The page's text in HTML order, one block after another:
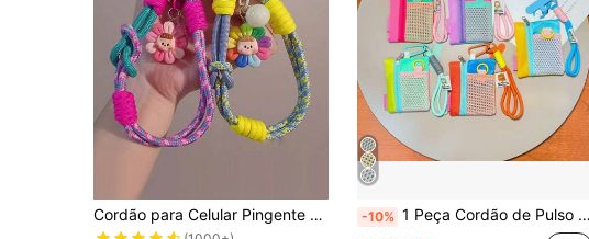
Cordão para Celular Pingente de Girassol, Alça de Pulso Trançada Ajustável, Anel de Dedo e Cabo de Celular de Uso Duplo, Alça de Mão Anti-Perda para Viagens e Escalada ao Ar Livre, Novo -10% 1 Peça Cordão de Pulso Curto com Etiqueta Trançada Feito à Mão para Bolsa de Tela e Celular, Novo Pingente de Corda Trançada Colorida de Acrílico Feito à Mão, Acessório Portátil Fofo de Desenho Animado Anti-Perda para Capa de Celular Altamente Atraente